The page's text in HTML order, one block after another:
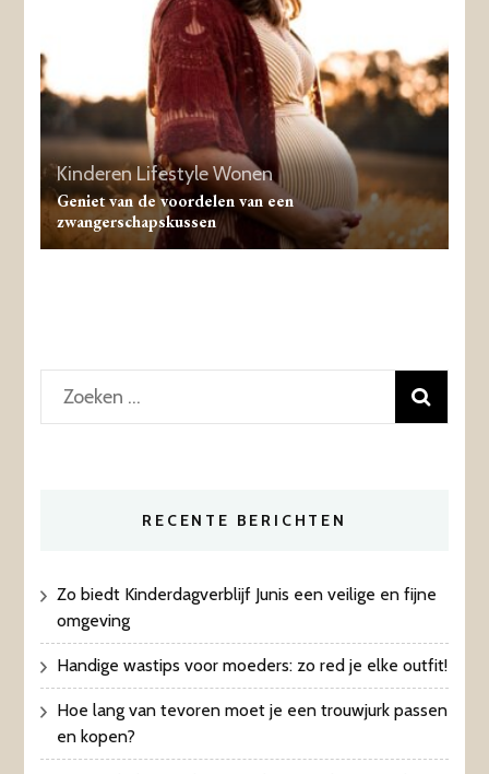
Kinderen LifestyleWonen
Geniet van de voordelen van een
zwangerschapskussen
Zoeken
naar:
RECENTE BERICHTEN
Zo biedt Kinderdagverblijf Junis een veilige en fijne
omgeving
Handige wastips voor moeders: zo red je elke outfit!
Hoe lang van tevoren moet je een trouwjurk passen
en kopen?